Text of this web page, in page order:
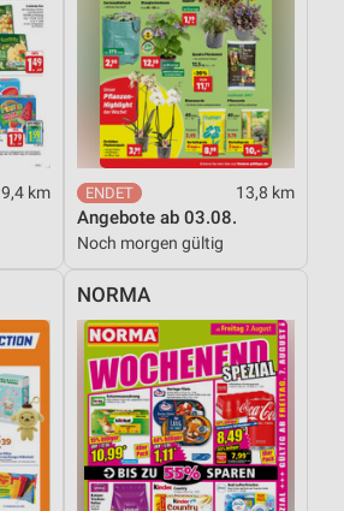
9,4 km 13,8 km
Angebote ab 03.08.
Noch morgen gültig
NORMA